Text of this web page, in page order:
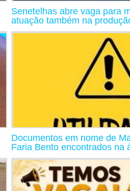
Senetelhas abre vaga para
atuação também na
Documentos em nome de
Faria Bento encontrados na